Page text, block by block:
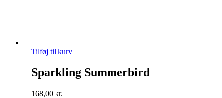
Tilføj til kurv
Sparkling Summerbird
168,00 kr.